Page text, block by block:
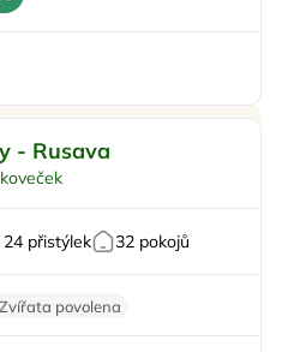
- Rusava
přistýlek 32 pokojů
Zvířata povolena
zdarma